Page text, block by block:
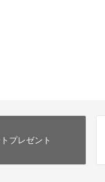
プレゼント